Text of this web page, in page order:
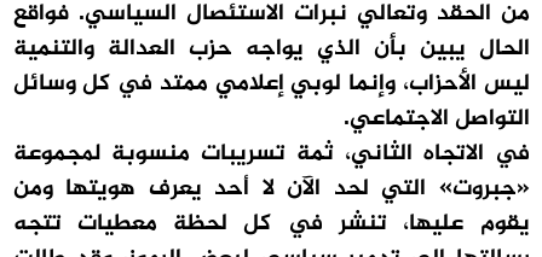
من الحقد وتعالي نبرات الاستئصال السياسي. فواقع
الحال يبين بأن الذي يواجه حزب العدالة والتنمية
ليس الأحزاب، وإنما لوبي إعلامي ممتد في كل وسائل
التواصل الاجتماعي.
في الاتجاه الثاني، ثمة تسريبات منسوبة لمجموعة
«جبروت» التي لحد الآن لا أحد يعرف هويتها ومن
يقوم عليها، تنشر في كل لحظة معطيات تتجه